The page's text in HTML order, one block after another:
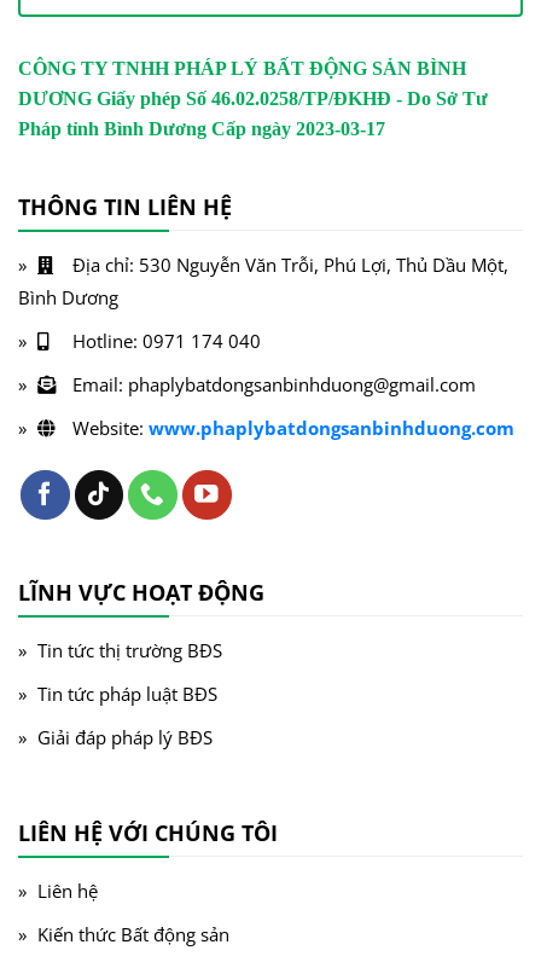
CÔNG TY TNHH PHÁP LÝ BẤT ĐỘNG SẢN BÌNH
DƯƠNG Giấy phép Số 46.02.0258/TP/ĐKHĐ - Do Sở Tư
Pháp tỉnh Bình Dương Cấp ngày 2023-03-17
THÔNG TIN LIÊN HỆ
Địa chỉ: 530 Nguyễn Văn Trỗi, Phú Lợi, Thủ Dầu Một,
Bình Dương
Hotline: 0971 174 040
Email: phaplybatdongsanbinhduong@gmail.com
Website: www.phaplybatdongsanbinhduong.com
LĨNH VỰC HOẠT ĐỘNG
Tin tức thị trường BĐS
Tin tức pháp luật BĐS
Giải đáp pháp lý BĐS
LIÊN HỆ VỚI CHÚNG TÔI
Liên hệ
Kiến thức Bất động sản